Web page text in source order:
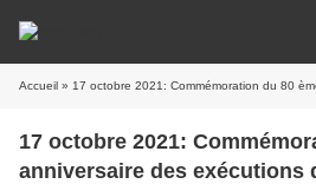
Accueil » 17 octobre 2021: Commémoration du 80 ème
17 octobre 2021:
anniversaire des exécutions